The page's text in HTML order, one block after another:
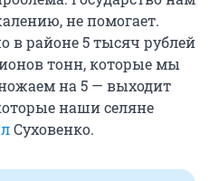
не помогает.
в районе5 тысяч рублей
тонн, которые мы
на 5 — выходит
наши селяне
Суховенко.